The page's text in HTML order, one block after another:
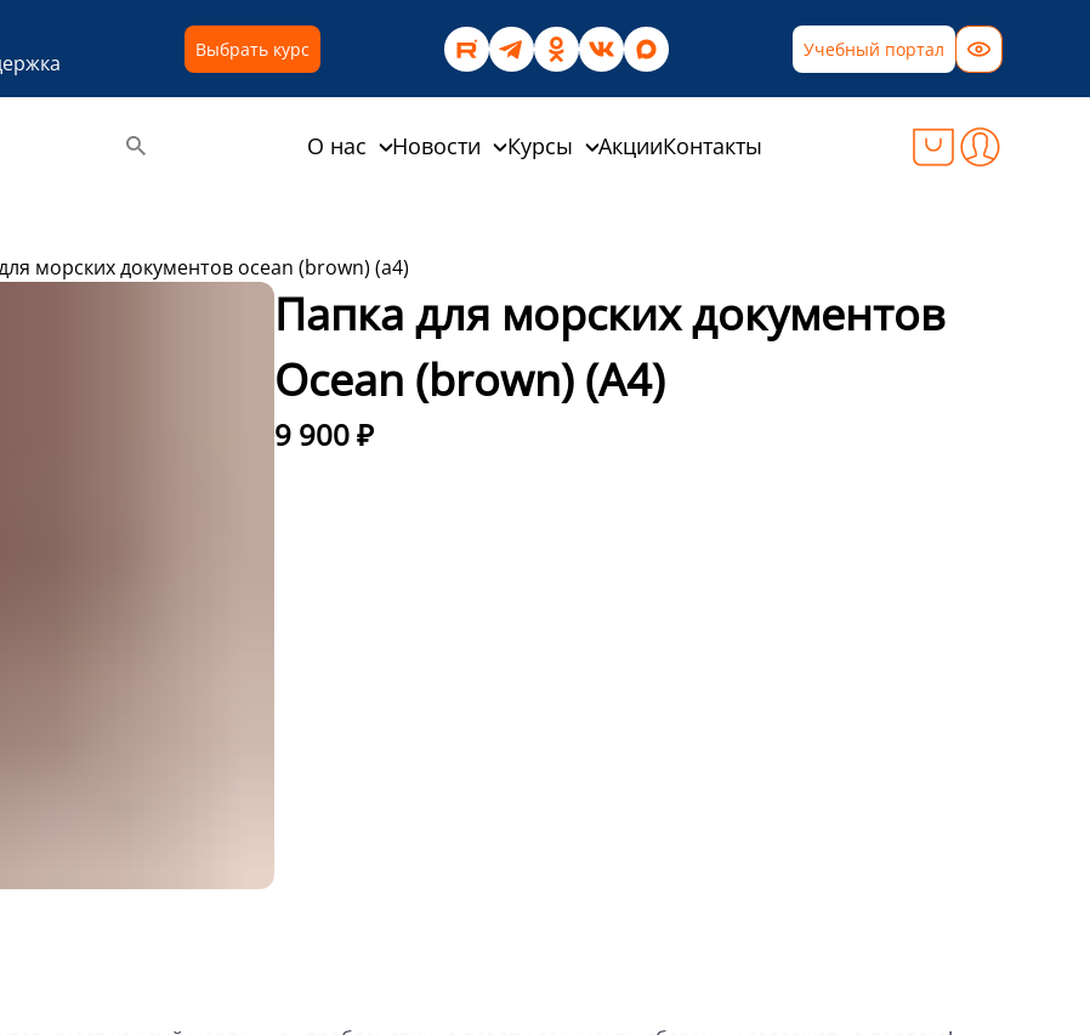
Выбрать курс Учебный портал
О нас Новости Курсы АкцииКонтакты
морских документов ocean (brown) (a4)
Папка для морских документов
Ocean (brown) (A4)
9 900 ₽